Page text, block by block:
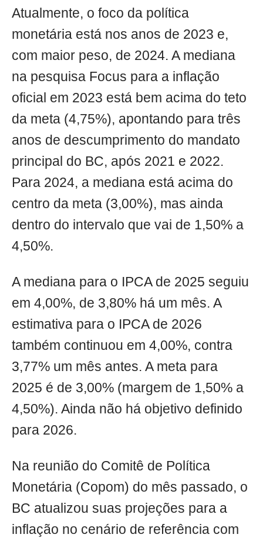
Atualmente, o foco da política
monetária está nos anos de 2023 e,
com maior peso, de 2024. A mediana
na pesquisa Focus para a inflação
oficial em 2023 está bem acima do teto
da meta (4,75%), apontando para três
anos de descumprimento do mandato
principal do BC, após 2021 e 2022.
Para 2024, a mediana está acima do
centro da meta (3,00%), mas ainda
dentro do intervalo que vai de 1,50% a
4,50%.
A mediana para o IPCA de 2025 seguiu
em 4,00%, de 3,80% há um mês. A
estimativa para o IPCA de 2026
também continuou em 4,00%, contra
3,77% um mês antes. A meta para
2025 é de 3,00% (margem de 1,50% a
4,50%). Ainda não há objetivo definido
para 2026.
Na reunião do Comitê de Política
Monetária (Copom) do mês passado, o
BC atualizou suas projeções para a
inflação no cenário de referência com